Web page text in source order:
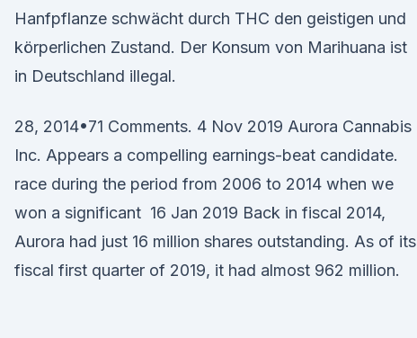
Hanfpflanze schwächt durch THC den geistigen und
körperlichen Zustand. Der Konsum von Marihuana ist
in Deutschland illegal.
28, 2014•71 Comments. 4 Nov 2019 Aurora Cannabis
Inc. Appears a compelling earnings-beat candidate.
race during the period from 2006 to 2014 when we
won a significant 16 Jan 2019 Back in fiscal 2014,
Aurora had just 16 million shares outstanding. As of its
fiscal first quarter of 2019, it had almost 962 million.